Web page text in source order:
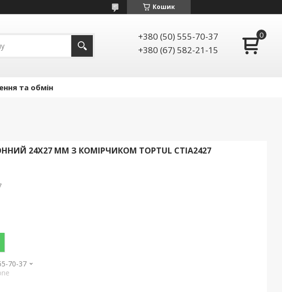
Кошик
+380 (50) 555-70-37
+380 (67) 582-21-15
та обмін
24Х27 ММ З КОМІРЧИКОМ TOPTUL CTIA2427
70-37